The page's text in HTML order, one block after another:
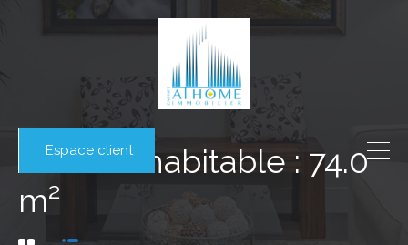
Espace client
Surface habitable : 74.0
m²